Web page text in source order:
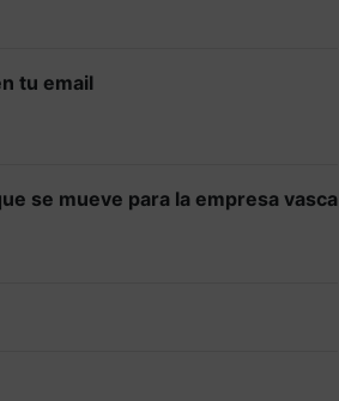
tu email
se mueve para la empresa vasca